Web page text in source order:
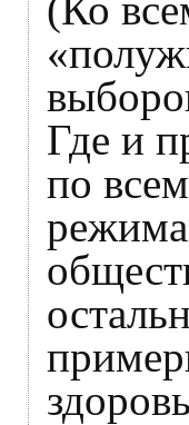
Где и
по